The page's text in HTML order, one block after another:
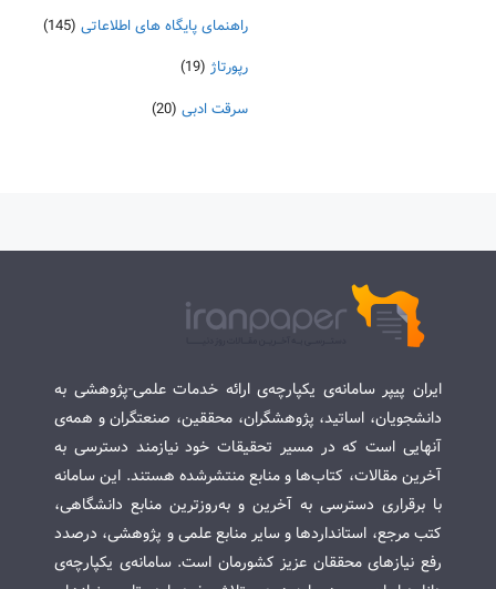
راهنمای پایگاه های اطلاعاتی (145)
رپورتاژ (19)
سرقت ادبی (20)
ایران پیپر سامانه‌ی یکپارچه‌ی ارائه خدمات علمی-پژوهشی به
دانشجویان، اساتید، پژوهشگران، محققین، صنعتگران و همه‌ی
آنهایی است که در مسیر تحقیقات خود نیازمند دسترسی به
آخرین مقالات، کتاب‌ها و منابع منتشرشده هستند. این سامانه
با برقراری دسترسی به آخرین و به‌روزترین منابع دانشگاهی،
کتب مرجع، استانداردها و سایر منابع علمی و پژوهشی، درصدد
رفع نیازهای محققان عزیز کشورمان است. سامانه‌ی یکپارچه‌ی